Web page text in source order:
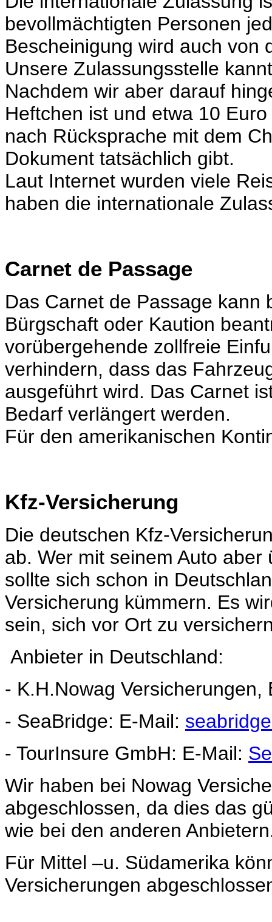
bevollmächtigten Personen
Bescheinigung wird auch von
Unsere Zulassungsstelle
Nachdem wir aber darauf
Heftchen ist und etwa 10
nach Rücksprache mit dem
Dokument tatsächlich gibt.
Laut Internet wurden viele
haben die internationale
Carnet de Passage
Das Carnet de Passage kann
Bürgschaft oder Kaution
vorübergehende zollfreie
verhindern, dass das
ausgeführt wird. Das Carnet
Bedarf verlängert werden.
Für den amerikanischen
Kfz-Versicherung
Die deutschen Kfz-
ab. Wer mit seinem Auto
sollte sich schon in
Versicherung kümmern. Es
sein, sich vor Ort zu
Anbieter in Deutschland:
- K.H.Nowag
- SeaBridge: E-Mail:
- TourInsure GmbH: E-Mail:
Wir haben bei Nowag
abgeschlossen, da dies das
wie bei den anderen
Für Mittel –u. Südamerika
Versicherungen